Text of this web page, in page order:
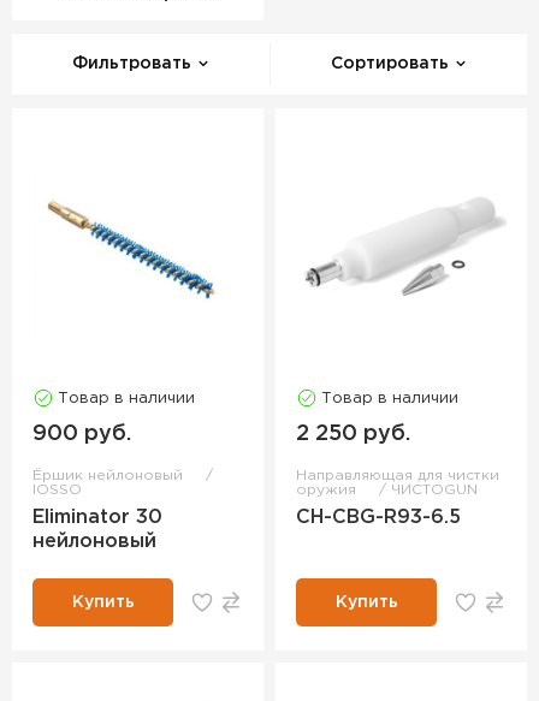
Фильтровать Сортировать
Товар в наличии
900 руб.
Ёршик нейлоновый
IOSSO
Eliminator 30
нейлоновый
Купить
Товар в наличии
2 250 руб.
Направляющая для чистки
оружия
ЧИСТОGUN
CH-CBG-R93-6.5
Купить